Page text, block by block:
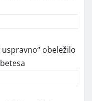
obeležilo